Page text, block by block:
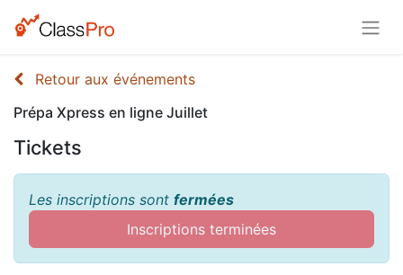
Retour aux événements
Prépa Xpress en ligne Juillet
Tickets
Les inscriptions sont fermées
Inscriptions terminées